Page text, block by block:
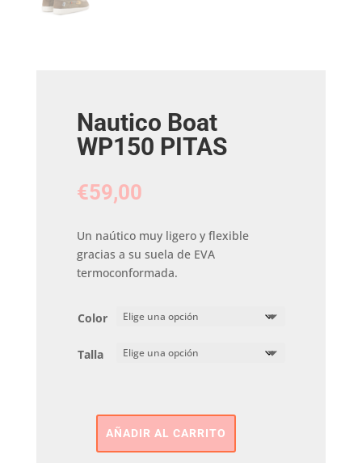
Nautico Boat
WP150 PITAS
€59,00
Un naútico muy ligero y flexible
gracias a su suela de EVA
termoconformada.
Color
Talla
Nautico
AÑADIR AL CARRITO